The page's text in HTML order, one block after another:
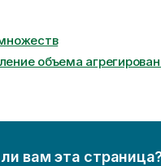
объема
вам эта